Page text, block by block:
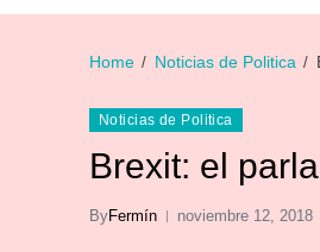
Home Noticias de Politica
Noticias de Politica
Brexit: el
ByFermín noviembre 12, 2018